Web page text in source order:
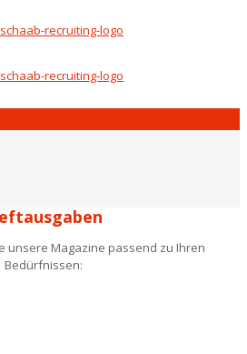
unsere Magazine passend zu Ihren
Bedürfnissen: